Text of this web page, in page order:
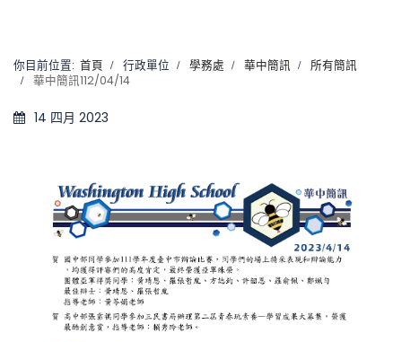
你目前位置: 首頁 行政單位 學務處 華中簡訊
所有簡訊
華中簡訊112/04/14
14 四月 2023